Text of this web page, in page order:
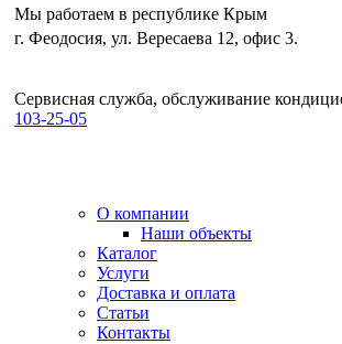
Мы работаем в республике Крым
г. Феодосия, ул. Вересаева 12, офис 3.
Сервисная служба, обслуживание
103-25-05
О компании
Наши объекты
Каталог
Услуги
Доставка и оплата
Статьи
Контакты